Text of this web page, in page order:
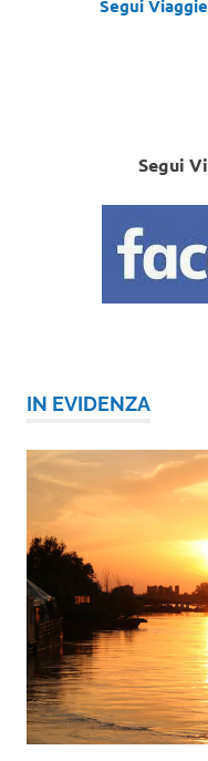
Segui
Segui
IN EVIDENZA